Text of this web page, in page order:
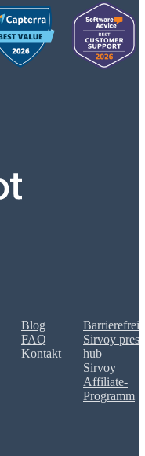
Blog
FAQ
Kontakt
Sirvoy press
hub
Sirvoy
Affiliate-
Programm